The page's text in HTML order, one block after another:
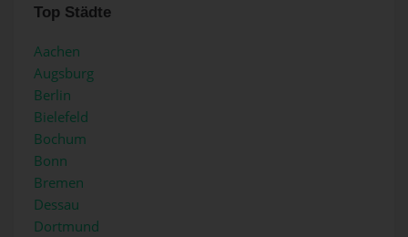
Top Städte
Aachen
Augsburg
Berlin
Bielefeld
Bochum
Bonn
Bremen
Dessau
Dortmund